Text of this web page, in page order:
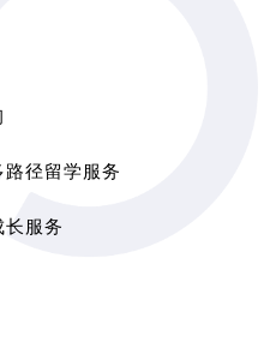
径留学服务
长服务